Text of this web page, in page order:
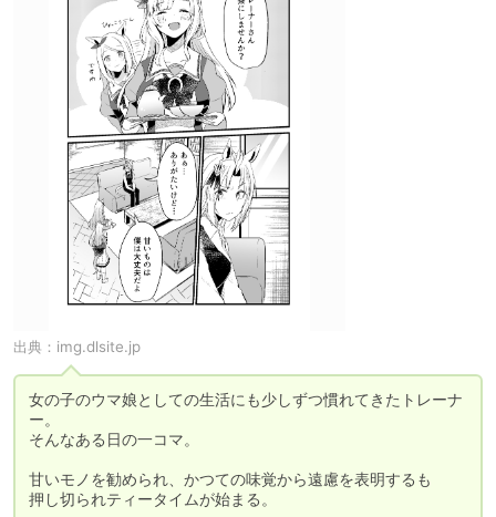
出典： img.dlsite.jp
女の子のウマ娘としての生活にも少しずつ慣れてきたトレーナ
ー。
そんなある日の一コマ。
甘いモノを勧められ、かつての味覚から遠慮を表明するも
押し切られティータイムが始まる。